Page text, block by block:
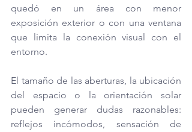
quedó en un área con menor
exposición exterior o con una ventana
que limita la conexión visual con el
entorno.
El tamaño de las aberturas, la ubicación
del espacio o la orientación solar
pueden generar dudas razonables:
reflejos incómodos, sensación de